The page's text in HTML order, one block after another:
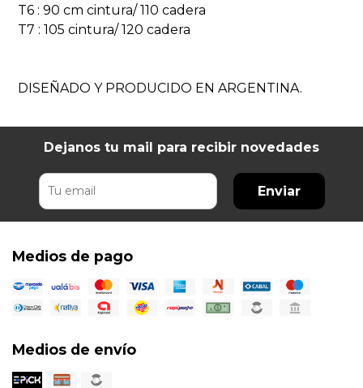
T6 : 90 cm cintura/ 110 cadera
T7 : 105 cintura/ 120 cadera
DISEÑADO Y PRODUCIDO EN ARGENTINA.
Dejanos tu mail para recibir novedades
Enviar
Medios de pago
Medios de envío